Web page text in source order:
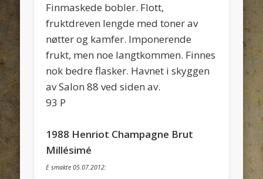
Finmaskede bobler. Flott,
fruktdreven lengde med toner av
nøtter og kamfer. Imponerende
frukt, men noe langtkommen. Finnes
nok bedre flasker. Havnet i skyggen
av Salon 88 ved siden av.
93 P
1988 Henriot Champagne Brut
Millésimé
E smakte 05.07.2012: